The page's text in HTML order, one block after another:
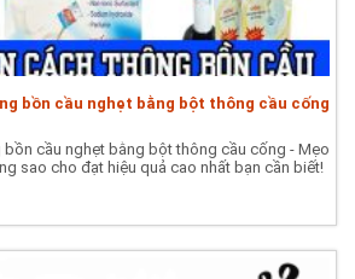
bồn cầu nghẹt bằng bột thông cầu cống
cầu nghẹt bằng bột thông cầu cống - Mẹo
sao cho đạt hiệu quả cao nhất bạn cần biết!